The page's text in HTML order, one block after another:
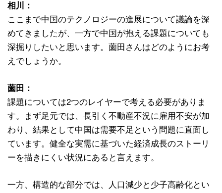
相川：
ここまで中国のテクノロジーの進展について議論を深
めてきましたが、一方で中国が抱える課題についても
深掘りしたいと思います。薗田さんはどのようにお考
えでしょうか。
薗田：
課題については2つのレイヤーで考える必要がありま
す。まず足元では、長引く不動産不況に雇用不安が加
わり、結果として中国は需要不足という問題に直面し
ています。健全な実需に基づいた経済成長のストーリ
ーを描きにくい状況にあると言えます。
一方、構造的な部分では、人口減少と少子高齢化とい